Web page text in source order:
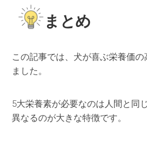
まとめ
この記事では、 犬が喜ぶ栄養価の
ました。
5大栄養素が必要なのは人間と同
異なるのが大きな特徴です。